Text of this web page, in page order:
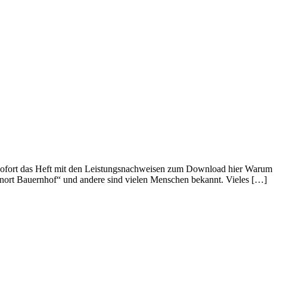
das Heft mit den Leistungsnachweisen zum Download hier Warum
Bauernhof“ und andere sind vielen Menschen bekannt. Vieles […]